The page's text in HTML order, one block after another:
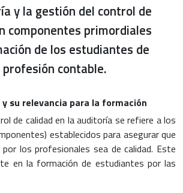
y la gestión del control de
componentes primordiales
de los estudiantes de
profesión contable.
su relevancia para la formación
de calidad en la auditoría se refiere a los
establecidos para asegurar que
los profesionales sea de calidad. Este
en la formación de estudiantes por las